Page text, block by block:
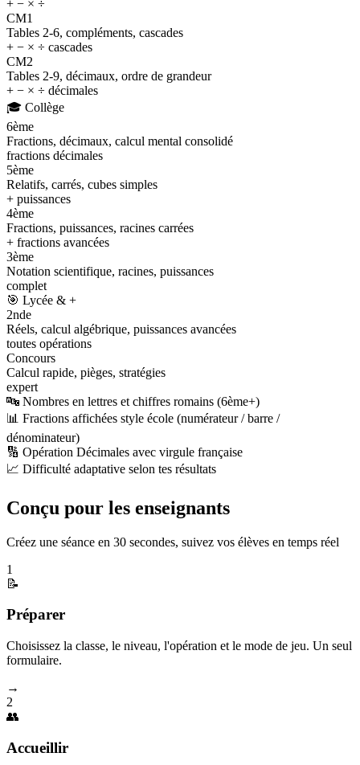
+ − × ÷
CM1
Tables 2-6, compléments, cascades
+ − × ÷ cascades
CM2
Tables 2-9, décimaux, ordre de grandeur
+ − × ÷ décimales
🎓 Collège
6ème
Fractions, décimaux, calcul mental consolidé
fractions décimales
5ème
Relatifs, carrés, cubes simples
+ puissances
4ème
Fractions, puissances, racines carrées
+ fractions avancées
3ème
Notation scientifique, racines, puissances
complet
🎯 Lycée & +
2nde
Réels, calcul algébrique, puissances avancées
toutes opérations
Concours
Calcul rapide, pièges, stratégies
expert
🔤 Nombres en lettres et chiffres romains (6ème+)
📊 Fractions affichées style école (numérateur / barre /
dénominateur)
🔢 Opération Décimales avec virgule française
📈 Difficulté adaptative selon tes résultats
Conçu pour les enseignants
Créez une séance en 30 secondes, suivez vos élèves en temps réel
1
📝
Préparer
Choisissez la classe, le niveau, l'opération et le mode de jeu. Un seul
formulaire.
→
2
👥
Accueillir